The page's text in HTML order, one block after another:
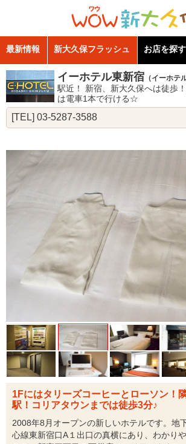
最新情報 新大久保フラッシュ お店を探す
イーホテル東新宿 （イーホテ
駅近！ 新宿、新大久保へは徒歩
は電車1本で行ける☆
[TEL] 03-5287-3588
1Fにはタリーズコーヒーとローソン！
駅！コリアタウンまでは徒歩3分♪
2008年8月オープンの新しいホテルです。地
心線東新宿口A１出口の真横にあり、わかり